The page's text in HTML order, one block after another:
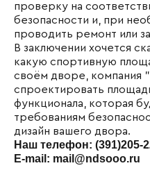
проверку на
безопасности и, при
проводить ремонт или
В заключении хочется
какую спортивную
своём дворе, компания
спроектировать
функционала, которая
требованиям
дизайн вашего двора.
Наш телефон: (391)205-
E-mail: mail@ndsooo.ru